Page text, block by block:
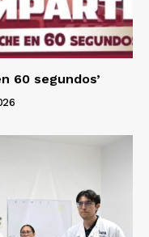
60 segundos’